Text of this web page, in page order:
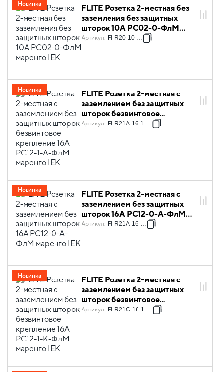
FLITE Розетка 2-местная без
заземления без защитных
шторок 10А РС02-0-ФлМ
маренго IEK
Артикул: FI-R20-10-K35
Новинка
FLITE Розетка 2-местная с
заземлением без защитных
шторок безвинтовое
крепление 16А РС12-1-А-ФлМ
Артикул: FI-R21A-16-1-K35
Новинка
FLITE Розетка 2-местная с
заземлением без защитных
шторок 16А РС12-0-А-ФлМ
маренго IEK
Артикул: FI-R21A-16-K35
Новинка
FLITE Розетка 2-местная с
заземлением без защитных
шторок безвинтовое
крепление 16А РС12-1-К-ФлМ
Артикул: FI-R21C-16-1-K35
Новинка